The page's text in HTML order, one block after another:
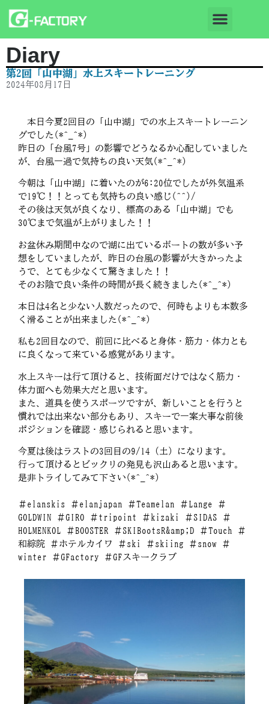
Diary
第2回「山中湖」水上スキートレーニング
2024年08月17日
本日今夏2回目の「山中湖」での水上スキートレーニン
グでした(*^_^*)
昨日の「台風7号」の影響でどうなるか心配していました
が、台風一過で気持ちの良い天気(*^_^*)
今朝は「山中湖」に着いたのが6:20位でしたが外気温系
で19℃！！とっても気持ちの良い感じ(^^)/
その後は天気が良くなり、標高のある「山中湖」でも
30℃まで気温が上がりました！！
お盆休み期間中なので湖に出ているボートの数が多い予
想をしていましたが、昨日の台風の影響が大きかったよ
うで、とても少なくて驚きました！！
そのお陰で良い条件の時間が長く続きました(*^_^*)
本日は4名と少ない人数だったので、何時もよりも本数多
く滑ることが出来ました(*^_^*)
私も2回目なので、前回に比べると身体・筋力・体力とも
に良くなって来ている感覚があります。
水上スキーは行て頂けると、技術面だけではなく筋力・
体力面へも効果大だと思います。
また、道具を使うスポーツですが、新しいことを行うと
慣れでは出来ない部分もあり、スキーで一案大事な前後
ポジションを確認・感じられると思います。
今夏は後はラストの3回目の9/14（土）になります。
行って頂けるとビックリの発見も沢山あると思います。
是非トライしてみて下さい(*^_^*)
＃elanskis ＃elanjapan ＃Teamelan ＃Lange ＃
GOLDWIN ＃GIRO ＃tripoint ＃kizaki ＃SIDAS ＃
HOLMENKOL ＃BOOSTER ＃SKIBootsR&amp;D ＃Touch ＃
和綜院 ＃ホテルカイワ ＃ski ＃skiing ＃snow ＃
winter ＃GFactory ＃GFスキークラブ